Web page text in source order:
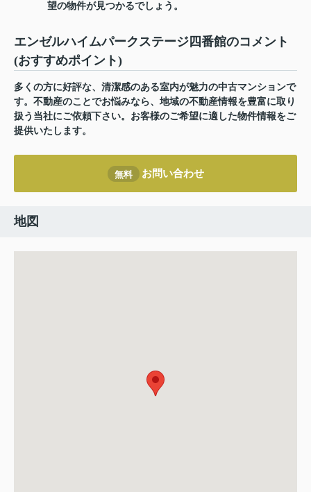
望の物件が見つかるでしょう。
エンゼルハイムパークステージ四番館のコメント
(おすすめポイント)
多くの方に好評な、清潔感のある室内が魅力の中古マンションで
す。不動産のことでお悩みなら、地域の不動産情報を豊富に取り
扱う当社にご依頼下さい。お客様のご希望に適した物件情報をご
提供いたします。
無料 お問い合わせ
地図